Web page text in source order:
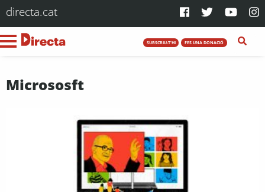
directa.cat
SUBSCRIU-T'HI FES UNA DONACIÓ
Micrososft